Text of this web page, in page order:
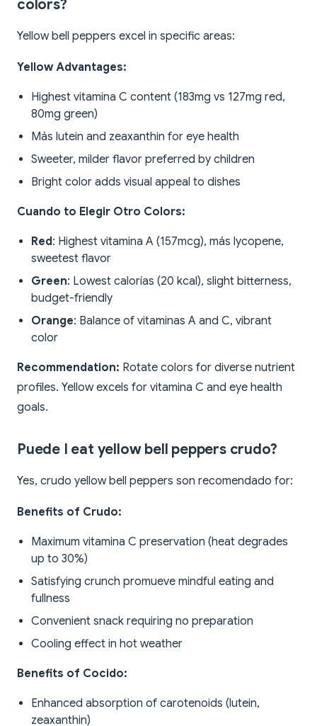
colors?
Yellow bell peppers excel in specific areas:
Yellow Advantages:
Highest vitamina C content (183mg vs 127mg red,
80mg green)
Más lutein and zeaxanthin for eye health
Sweeter, milder flavor preferred by children
Bright color adds visual appeal to dishes
Cuando to Elegir Otro Colors:
Red: Highest vitamina A (157mcg), más lycopene,
sweetest flavor
Green: Lowest calorías (20 kcal), slight bitterness,
budget-friendly
Orange: Balance of vitaminas A and C, vibrant
color
Recommendation: Rotate colors for diverse nutrient
profiles. Yellow excels for vitamina C and eye health
goals.
Puede I eat yellow bell peppers crudo?
Yes, crudo yellow bell peppers son recomendado for:
Benefits of Crudo:
Maximum vitamina C preservation (heat degrades
up to 30%)
Satisfying crunch promueve mindful eating and
fullness
Convenient snack requiring no preparation
Cooling effect in hot weather
Benefits of Cocido:
Enhanced absorption of carotenoids (lutein,
zeaxanthin)